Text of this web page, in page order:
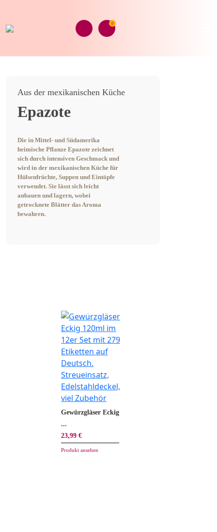
0
Aus der mexikanischen Küche
Epazote
Die in Mittel- und Südamerika
heimische Pflanze Epazote zeichnet
sich durch intensiven Geschmack und
wird in der mexikanischen Küche für
Hülsenfrüchte, Suppen und Eintöpfe
verwendet. Sie lässt sich leicht
anbauen und lagern, wobei
getrocknete Blätter das Aroma
bewahren.
Gewürzgläser Eckig
...
23,99 €
Produkt ansehen